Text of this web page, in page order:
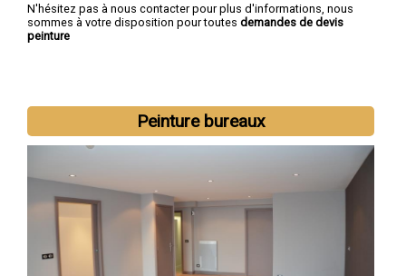
N'hésitez pas à nous contacter pour plus d'informations, nous
sommes à votre disposition pour toutes demandes de devis
peinture
Peinture bureaux